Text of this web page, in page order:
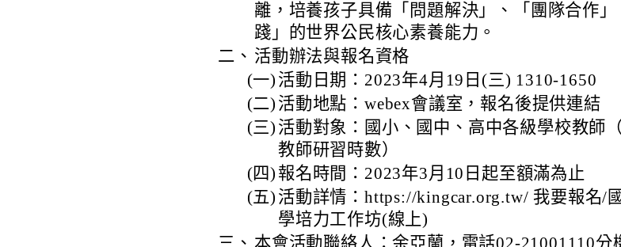
離，培養孩子具備「問題解決」、「團隊合作
踐」的世界公民核心素養能力。
二、 活動辦法與報名資格
(一) 活動日期：2023年4月19日(三) 1310-1650
(二) 活動地點：webex會議室，報名後提供連結
(三) 活動對象：國小、國中、高中各級學校教師
教師研習時數）
(四) 報名時間：2023年3月10日起至額滿為止
(五) 活動詳情：https://kingcar.org.tw/ 我要報名/
學培力工作坊(線上)
三、 本會活動聯絡人：余亞蘭，電話02-21001110分